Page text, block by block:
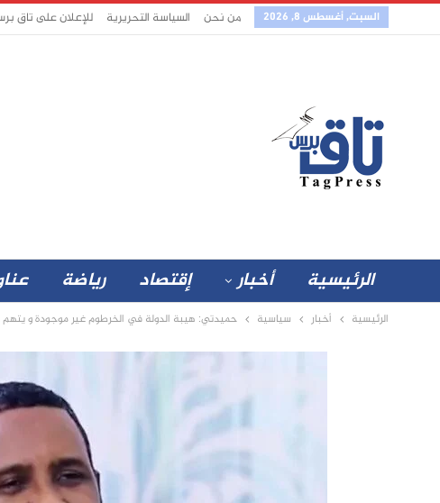
السبت, أغسطس 8, 2026 من نحن السياسة التحريرية للإعلان على تاق
الرئيسية أخبار إقتصاد رياضة
الرئيسية أخبار سياسية حميدتي: هيبة الدولة في الخرطوم غير موجودة و يتهم